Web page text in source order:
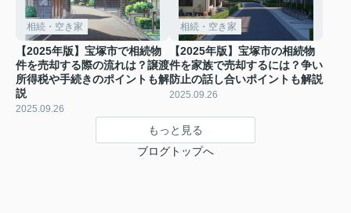
相続・空き家
【2025年版】宝塚市で相続物
件を売却する際の流れは？譲渡
所得税や手続きのポイントも解
説
2025.09.26
相続・空き家
【2025年版】宝塚市の相続物
件を家族で売却するには？争い
防止の話し合いポイントも解説
2025.09.26
もっと見る
ブログトップへ